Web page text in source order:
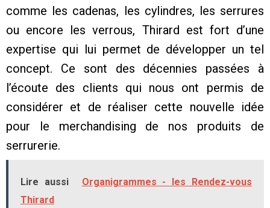
comme les cadenas, les cylindres, les serrures
ou encore les verrous, Thirard est fort d’une
expertise qui lui permet de développer un tel
concept. Ce sont des décennies passées à
l’écoute des clients qui nous ont permis de
considérer et de réaliser cette nouvelle idée
pour le merchandising de nos produits de
serrurerie.
Lire aussi
Organigrammes - les Rendez-vous
Thirard